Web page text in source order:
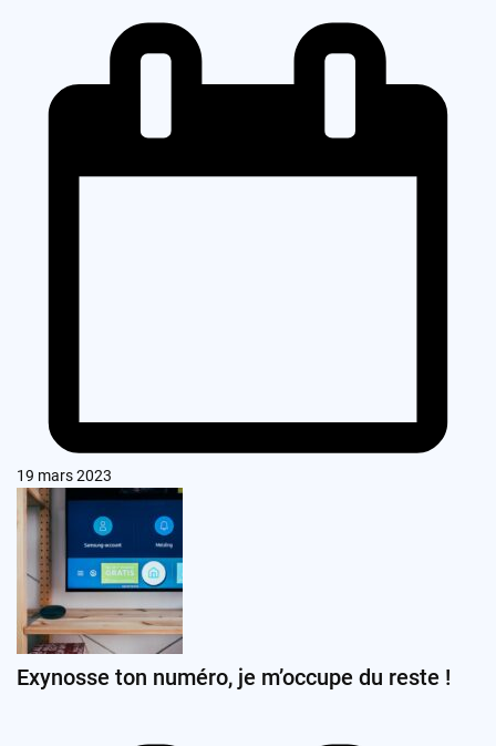
19 mars 2023
Exynosse ton numéro, je m’occupe du reste !